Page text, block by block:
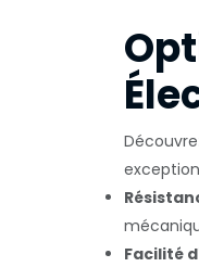
Facilité